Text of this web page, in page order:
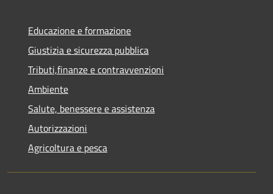
Educazione e formazione
Giustizia e sicurezza pubblica
Tributi,finanze e contravvenzioni
Ambiente
Salute, benessere e assistenza
Autorizzazioni
Agricoltura e pesca